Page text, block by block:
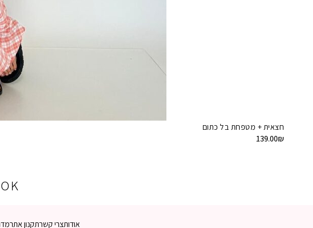
חצאית + מטפחת בל כתום
139.00₪
אודותצרי קשרתקנון אתר